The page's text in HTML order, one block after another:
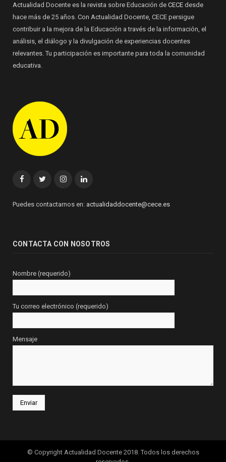
Actualidad Docente es la revista sobre Educación de CECE desde
hace más de 25 años. Con Actualidad Docente, CECE persigue
contribuir a la mejora de la Educación a través de la información, el
análisis, el diálogo y la divulgación de experiencias docentes
relevantes. Tu participación es importante para toda la comunidad
educativa.
FacebookTwitterInstagramLinkedin
Puedes contactarnos en: actualidaddocente@cece.es
CONTACTA CON NOSOTROS
Nombre (requerido)
Tu correo electrónico (requerido)
Mensaje
© Copyright Actualidad Docente 2018. Todos los derechos